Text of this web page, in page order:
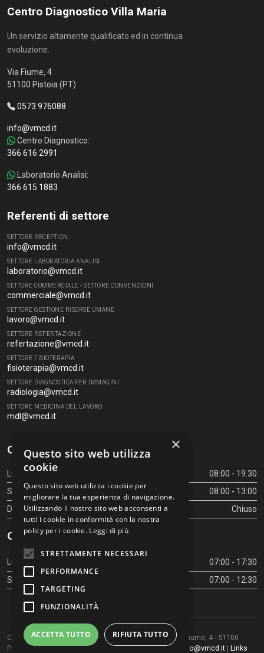
Centro Diagnostico Villa Maria
Un servizio altamente qualificato ed in continua
evoluzione.
Via Fiume, 4
51100 Pistoia (PT)
0573 976088
info@vmcd.it
Centro Diagnostico:
366 616 2991
Laboratorio Analisi:
366 615 1883
Referenti di settore
SETTORE RECEPTION:
info@vmcd.it
SETTORE LABORATORIA ANALISI:
laboratorio@vmcd.it
SETTORE COMMERCIALE - SETTORE CONVENZIONI
commerciale@vmcd.it
SETTORE GESTIONE RISORSE UMANE
lavoro@vmcd.it
SETTORE REFERTAZIONE
refertazione@vmcd.it
SETTORE FISIOTERAPIA
fisioterapia@vmcd.it
SETTORE DIAGNOSTICA PER IMMAGINI
radiologia@vmcd.it
SETTORE MEDICINA DEL LAVORO
mdl@vmcd.it
Orari Centro Diagnostico
Lunedì - Venerdì
08:00 - 19:30
Sabato
08:00 - 13:00
Domenica
Chiuso
Orari Centro Diagnostico
Lunedì - Venerdì
07:00 - 17:30
Sabato
07:00 - 12:30
Copyright © 2026 Centro Diagnostico Villa Maria. Via Fiume, 4 - 51100
Pistoia (PT) - Tel.0573.976088 - P.IVA 00219520475 - info@vmcd.it | Links
×
Questo sito web utilizza
cookie
Questo sito web utilizza i cookie per
migliorare la tua esperienza di navigazione.
Utilizzando il nostro sito web acconsenti a
tutti i cookie in conformità con la nostra
policy per i cookie. Leggi di più
STRETTAMENTE NECESSARI
PERFORMANCE
TARGETING
FUNZIONALITÀ
ACCETTA TUTTO RIFIUTA TUTTO